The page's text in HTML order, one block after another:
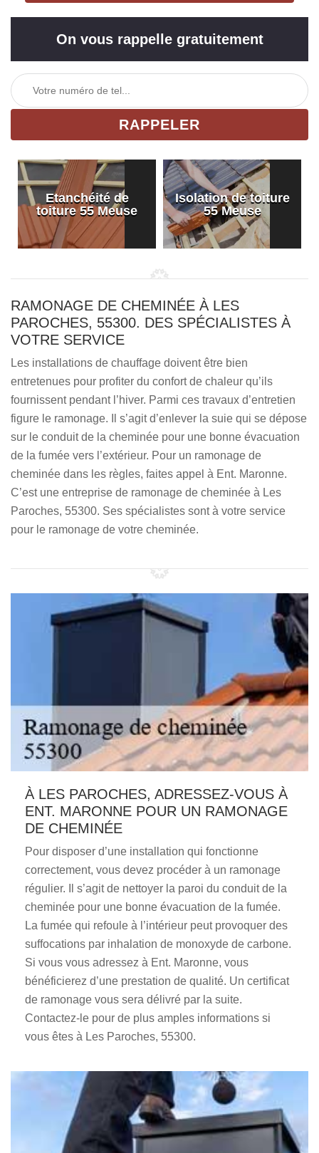
On vous rappelle gratuitement
Etanchéité de
toiture 55 Meuse
Isolation de toiture
55 Meuse
RAMONAGE DE CHEMINÉE À LES
PAROCHES, 55300. DES SPÉCIALISTES À
VOTRE SERVICE
Les installations de chauffage doivent être bien
entretenues pour profiter du confort de chaleur qu’ils
fournissent pendant l’hiver. Parmi ces travaux d’entretien
figure le ramonage. Il s’agit d’enlever la suie qui se dépose
sur le conduit de la cheminée pour une bonne évacuation
de la fumée vers l’extérieur. Pour un ramonage de
cheminée dans les règles, faites appel à Ent. Maronne.
C’est une entreprise de ramonage de cheminée à Les
Paroches, 55300. Ses spécialistes sont à votre service
pour le ramonage de votre cheminée.
À LES PAROCHES, ADRESSEZ-VOUS À
ENT. MARONNE POUR UN RAMONAGE
DE CHEMINÉE
Pour disposer d’une installation qui fonctionne
correctement, vous devez procéder à un ramonage
régulier. Il s’agit de nettoyer la paroi du conduit de la
cheminée pour une bonne évacuation de la fumée.
La fumée qui refoule à l’intérieur peut provoquer des
suffocations par inhalation de monoxyde de carbone.
Si vous vous adressez à Ent. Maronne, vous
bénéficierez d’une prestation de qualité. Un certificat
de ramonage vous sera délivré par la suite.
Contactez-le pour de plus amples informations si
vous êtes à Les Paroches, 55300.